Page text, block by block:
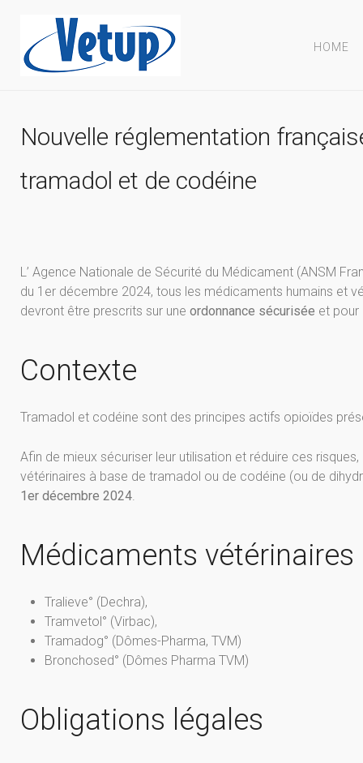
HOME
Nouvelle réglementation
tramadol et de codéine
L’ Agence Nationale de Sécurité du Médicament (ANSM
du 1er décembre 2024, tous les médicaments humains et
devront être prescrits sur une ordonnance sécurisée et
Contexte
Tramadol et codéine sont des principes actifs opioïdes
Afin de mieux sécuriser leur utilisation et réduire ces
vétérinaires à base de tramadol ou de codéine (ou de
1er décembre 2024.
Médicaments
Tralieve° (Dechra),
Tramvetol° (Virbac),
Tramadog° (Dômes-Pharma, TVM)
Bronchosed° (Dômes Pharma TVM)
Obligations légales